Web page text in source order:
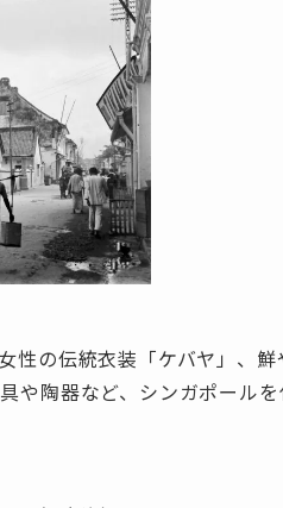
性の伝統衣装「ケバヤ」、
や陶器など、シンガポール